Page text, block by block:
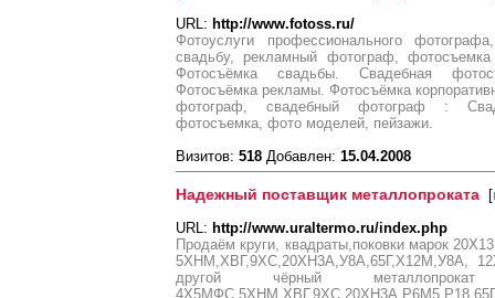
URL: http://www.fotoss.ru/
Фотоуслуги профессионального
свадьбу, рекламный фотограф,
Фотосъёмка свадьбы. Свадебная
Фотосъёмка рекламы. Фотосъёмка
фотограф, свадебный фотограф :
фотосъемка, фото моделей, пейзажи.
Визитов: 518 Добавлен: 15.04.2008
Надежный поставщик металлопроката [
URL: http://www.uraltermo.ru/index.php
Продаём круги, квадраты,поковки марок
5ХНМ,ХВГ,9ХС,20ХН3А,У8А,65Г,Х12М,У8А,
другой чёрный